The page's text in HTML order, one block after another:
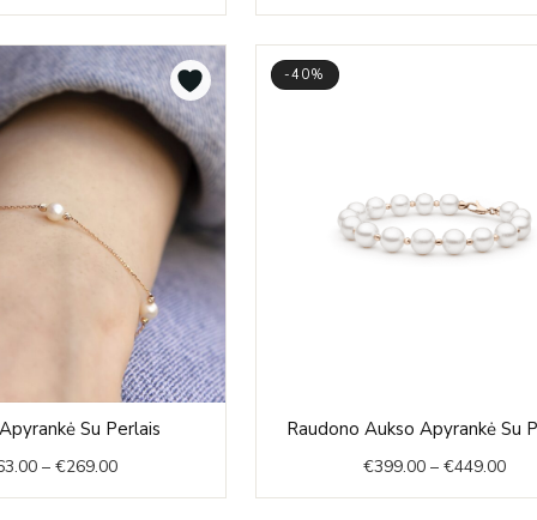
through
€439.00
Su Perlais
– €269.00
range:
€263.00
through
-40%
Raudono Aukso Apyrankė Su
€399.00 – €449.00